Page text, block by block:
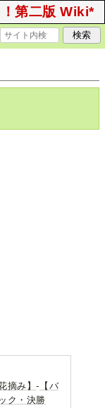
第二版 Wiki*
摘み】- 【バ
ク・決勝